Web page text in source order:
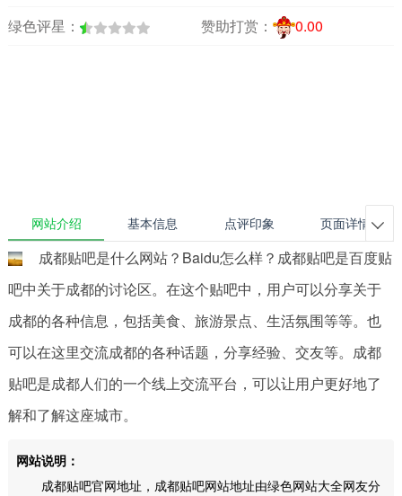
绿色评星：
赞助打赏： 0.00
网站介绍 基本信息 点评印象 页面详情 
成都贴吧是什么网站？Baidu怎么样？成都贴吧是百度贴
吧中关于成都的讨论区。在这个贴吧中，用户可以分享关于
成都的各种信息，包括美食、旅游景点、生活氛围等等。也
可以在这里交流成都的各种话题，分享经验、交友等。成都
贴吧是成都人们的一个线上交流平台，可以让用户更好地了
解和了解这座城市。
网站说明：
成都贴吧官网地址，成都贴吧网站地址由绿色网站大全网友分